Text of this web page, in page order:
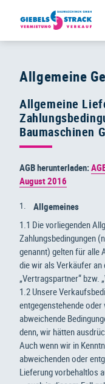
Allgemeine
Allgemeine
Baumaschinen
AGB herunterladen:
August 2016
Allgemeines
1.1 Die vorliegenden
Zahlungsbedingungen
genannt) gelten für alle
die wir als Verkäufer
„Vertragspartner“ bzw.
1.2 Unsere
entgegenstehende
abweichende
denn, wir hätten
Auch wenn wir in
abweichenden oder
Lieferung vorbehaltlos